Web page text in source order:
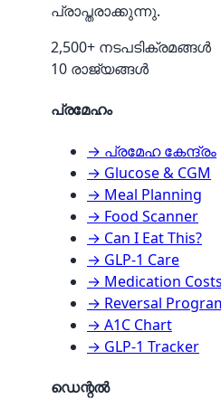
പ്രാപ്തരാക്കുന്നു.
2,500+ നടപടിക്രമങ്ങൾ
10 രാജ്യങ്ങൾ
പ്രമേഹം
→ പ്രമേഹ കേന്ദ്രം
→ Glucose & CGM
→ Meal Planning
→ Food Scanner
→ Can I Eat This?
→ GLP-1 Care
→ Medication Costs
→ Reversal
→ A1C Chart
→ GLP-1 Tracker
ഡെന്റൽ